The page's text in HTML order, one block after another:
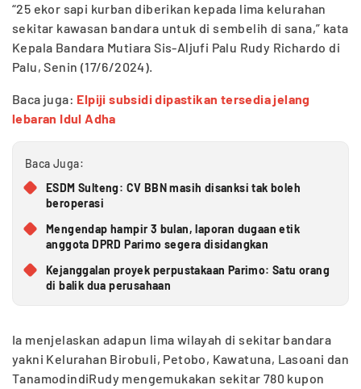
“25 ekor sapi kurban diberikan kepada lima kelurahan
sekitar kawasan bandara untuk di sembelih di sana,” kata
Kepala Bandara Mutiara Sis-Aljufi Palu Rudy Richardo di
Palu, Senin (17/6/2024).
Baca juga: Elpiji subsidi dipastikan tersedia jelang
lebaran Idul Adha
Baca Juga:
ESDM Sulteng: CV BBN masih disanksi tak boleh
beroperasi
Mengendap hampir 3 bulan, laporan dugaan etik
anggota DPRD Parimo segera disidangkan
Kejanggalan proyek perpustakaan Parimo: Satu orang
di balik dua perusahaan
Ia menjelaskan adapun lima wilayah di sekitar bandara
yakni Kelurahan Birobuli, Petobo, Kawatuna, Lasoani dan
TanamodindiRudy mengemukakan sekitar 780 kupon